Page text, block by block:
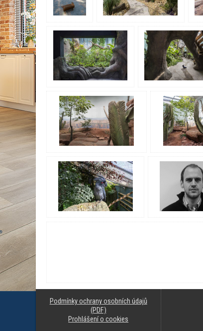
Podmínky ochrany osobních údajů
(PDF)
Prohlášení o cookies